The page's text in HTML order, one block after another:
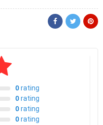
0rating
0rating
0rating
0rating